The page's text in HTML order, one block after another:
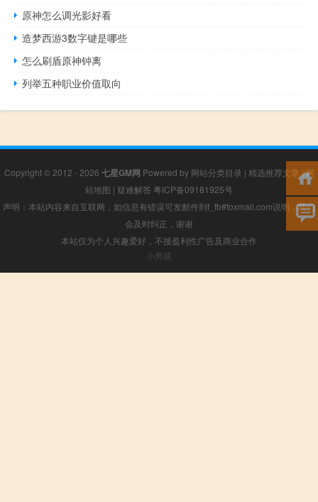
原神怎么调光影好看
造梦西游3数字键是哪些
怎么刷盾原神钟离
列举五种职业价值取向
Copyright © 2012 - 2026 七星GM网 Powered by 网站分类目录 | 精选推荐文章 |网
站地图 | 疑难解答 粤ICP备09181925号
声明：本站内容来自互联网，如信息有错误可发邮件到f_fb#foxmail.com说明，我们
会及时纠正，谢谢
本站仅为个人兴趣爱好，不接盈利性广告及商业合作
小男孩